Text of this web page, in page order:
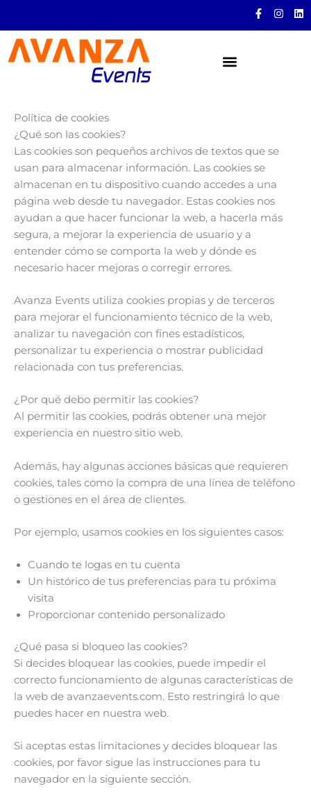
contenido
F
a
c
I
n
s
L
i
n
Política de cookies
¿Qué son las cookies?
Las cookies son pequeños archivos de textos que se
usan para almacenar información. Las cookies se
almacenan en tu dispositivo cuando accedes a una
página web desde tu navegador. Estas cookies nos
ayudan a que hacer funcionar la web, a hacerla más
segura, a mejorar la experiencia de usuario y a
entender cómo se comporta la web y dónde es
necesario hacer mejoras o corregir errores.
Avanza Events utiliza cookies propias y de terceros
para mejorar el funcionamiento técnico de la web,
analizar tu navegación con fines estadísticos,
personalizar tu experiencia o mostrar publicidad
relacionada con tus preferencias.
¿Por qué debo permitir las cookies?
Al permitir las cookies, podrás obtener una mejor
experiencia en nuestro sitio web.
Además, hay algunas acciones básicas que requieren
cookies, tales como la compra de una línea de teléfono
o gestiones en el área de clientes.
Por ejemplo, usamos cookies en los siguientes casos:
Cuando te logas en tu cuenta
Un histórico de tus preferencias para tu próxima
visita
Proporcionar contenido personalizado
¿Qué pasa si bloqueo las cookies?
Si decides bloquear las cookies, puede impedir el
correcto funcionamiento de algunas características de
la web de avanzaevents.com. Esto restringirá lo que
puedes hacer en nuestra web.
Si aceptas estas limitaciones y decides bloquear las
cookies, por favor sigue las instrucciones para tu
navegador en la siguiente sección.